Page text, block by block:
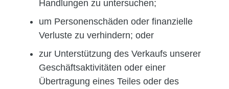
Handlungen zu untersuchen;
um Personenschäden oder finanzielle
Verluste zu verhindern; oder
zur Unterstützung des Verkaufs unserer
Geschäftsaktivitäten oder einer
Übertragung eines Teiles oder des